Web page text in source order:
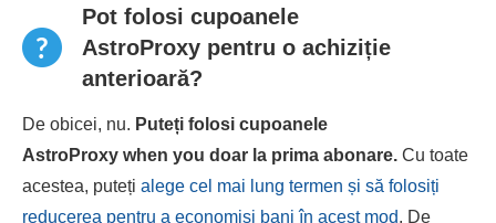
Pot folosi cupoanele
AstroProxy pentru o achiziție
anterioară?
De obicei, nu. Puteți folosi cupoanele
AstroProxy when you doar la prima abonare. Cu toate
acestea, puteți alege cel mai lung termen și să folosiți
reducerea pentru a economisi bani în acest mod. De